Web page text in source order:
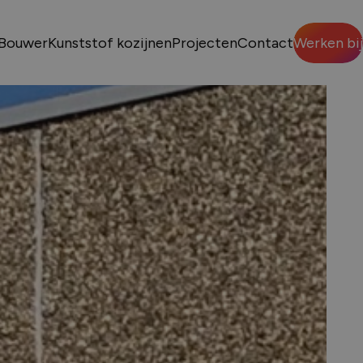
Sluiten
nodig?
Kunststof kozijnenProjectenContactWerken bij